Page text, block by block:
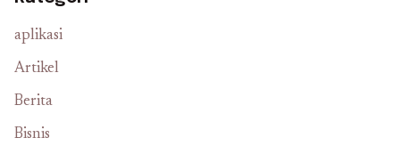
aplikasi
Artikel
Berita
Bisnis